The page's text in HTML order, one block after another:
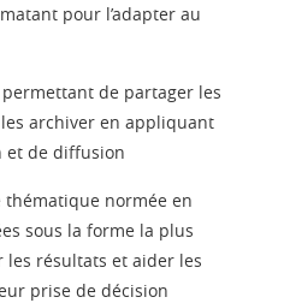
pour l’adapter au
de partager les
archiver en appliquant
et de diffusion
normée en
sous la forme la plus
résultats et aider les
prise de décision